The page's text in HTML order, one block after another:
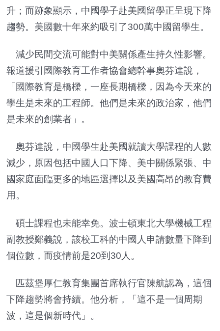
升；而跡象顯示，中國學子赴美國留學正呈現下降
趨勢。美國數十年來約吸引了300萬中國留學生。
減少民間交流可能對中美關係產生持久性影響。
報道援引國際教育工作者協會總幹事奧芬達說，
「國際教育是橋樑，一座長期橋樑，因為今天來的
學生是未來的工程師。他們是未來的政治家，他們
是未來的創業者」。
奧芬達說，中國學生赴美國就讀大學課程的人數
減少，原因包括中國人口下降、美中關係緊張、中
國家庭面臨更多的地區選擇以及美國高昂的教育費
用。
碩士課程也未能幸免。波士頓東北大學機械工程
副教授鄭義說，該校工科的中國人申請數量下降到
個位數，而疫情前是20到30人。
匹茲堡厚仁教育集團首席執行官陳航認為，這個
下降趨勢將會持續。他分析，「這不是一個周期
波，這是個新時代」。